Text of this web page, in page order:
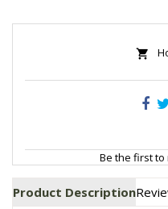
Be the first
Product Description